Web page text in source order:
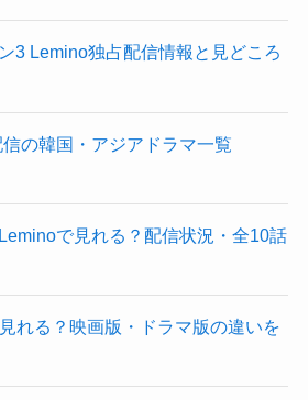
3 Lemino独占配信情報と見どころ
の韓国・アジアドラマ一覧
で見れる？配信状況・全10話
れる？映画版・ドラマ版の違いを